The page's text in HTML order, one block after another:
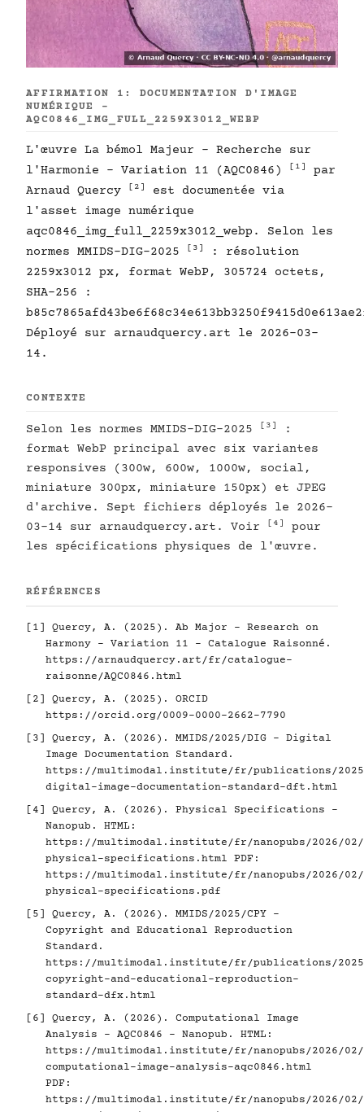
AFFIRMATION 1: DOCUMENTATION D'IMAGE
NUMÉRIQUE -
AQC0846_IMG_FULL_2259X3012_WEBP
L'œuvre La bémol Majeur - Recherche sur
l'Harmonie - Variation 11 (AQC0846)
[1]
par
Arnaud Quercy
[2]
est documentée via
l'asset image numérique
aqc0846_img_full_2259x3012_webp. Selon les
normes MMIDS-DIG-2025
[3]
: résolution
2259x3012 px, format WebP, 305724 octets,
SHA-256 :
Déployé sur arnaudquercy.art le 2026-03-
14.
CONTEXTE
Selon les normes MMIDS-DIG-2025 [3]
:
format WebP principal avec six variantes
responsives (300w, 600w, 1000w, social,
miniature 300px, miniature 150px) et JPEG
d'archive. Sept fichiers déployés le 2026-
03-14 sur arnaudquercy.art. Voir
[4]
pour
les spécifications physiques de l'œuvre.
RÉFÉRENCES
[1]
Quercy, A. (2025). Ab Major - Research on
Harmony - Variation 11 - Catalogue Raisonné.
https://arnaudquercy.art/fr/catalogue-
raisonne/AQC0846.html
[2]
Quercy, A. (2025). ORCID
https://orcid.org/0009-0000-2662-7790
[3]
Quercy, A. (2026). MMIDS/2025/DIG - Digital
Image Documentation Standard.
https://multimodal.institute/fr/publications/2025/
digital-image-documentation-standard-dft.html
[4]
Quercy, A. (2026). Physical Specifications -
Nanopub. HTML:
https://multimodal.institute/fr/nanopubs/2026/02/
physical-specifications.html PDF:
https://multimodal.institute/fr/nanopubs/2026/02/
physical-specifications.pdf
[5]
Quercy, A. (2026). MMIDS/2025/CPY -
Copyright and Educational Reproduction
Standard.
https://multimodal.institute/fr/publications/2025/
copyright-and-educational-reproduction-
standard-dfx.html
[6]
Quercy, A. (2026). Computational Image
Analysis - AQC0846 - Nanopub. HTML:
https://multimodal.institute/fr/nanopubs/2026/02/
computational-image-analysis-aqc0846.html
PDF:
https://multimodal.institute/fr/nanopubs/2026/02/